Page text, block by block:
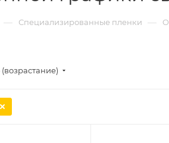
— Специализированные пленки —